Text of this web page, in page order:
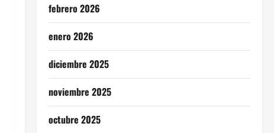
febrero 2026
enero 2026
diciembre 2025
noviembre 2025
octubre 2025